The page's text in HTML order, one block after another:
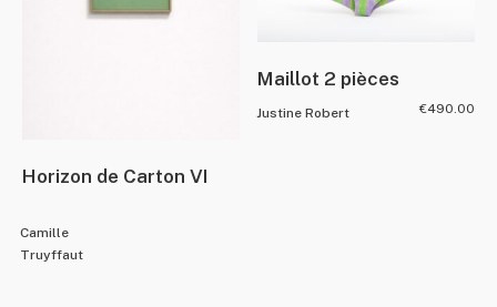
Horizon de Carton VI
Camille
Truyffaut
Maillot 2 pièces
Justine Robert €490.00